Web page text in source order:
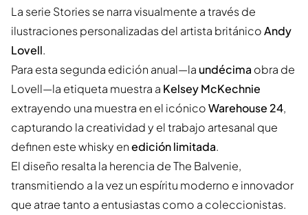
La serie Stories se narra visualmente a través de
ilustraciones personalizadas del artista británicoAndy
Lovell.
Para esta segunda edición anual—la undécima obra de
Lovell—la etiqueta muestra a Kelsey McKechnie
extrayendo una muestra en el icónicoWarehouse 24,
capturando la creatividad y el trabajo artesanal que
definen este whisky enedición limitada.
El diseño resalta la herencia de The Balvenie,
transmitiendo a la vez un espíritu moderno e innovador
que atrae tanto a entusiastas como a coleccionistas.